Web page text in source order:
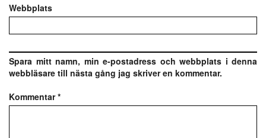
Webbplats
Spara mitt namn, min e-postadress och webbplats i denna
webbläsare till nästa gång jag skriver en kommentar.
Kommentar*